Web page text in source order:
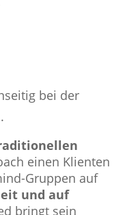
bei der
einen Klienten
Gruppen auf
und auf
bringt sein